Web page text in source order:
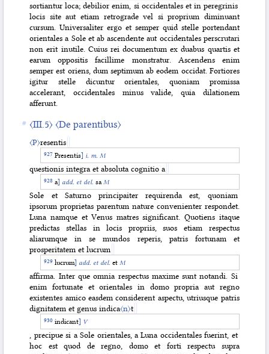
sortiantur loca; debilior enim, si occidentales et in peregrinis
locis site aut etiam retrograde vel si proprium diminuant
cursum. Universaliter ergo et semper quid stelle portendant
orientales a Sole et ab ascendente aut occidentales perscrutari
non erit inutile. Cuius rei documentum ex duabus quartis et
earum oppositis facillime monstratur. Ascendens enim
semper est oriens, dum septimum ab eodem occidat. Fortiores
igitur stelle dicuntur orientales, quoniam promissa
accelerant, occidentales minus valide, quia dilationem
afferunt.
〈III.5〉 〈De parentibus〉
〈P〉resentis
Presentis] i. m. M
questionis integra et absoluta cognitio a
a] add. et del. saM
Sole et Saturno principaiter requirenda est, quoniam
ipsorum proprietas parentum nature convenienter respondet.
Luna namque et Venus matres significant. Quotiens itaque
predictas stellas in locis propriis, suos etiam respectus
aliarumque in se mundos reperis, patris fortunam et
prosperitatem et lucrum
lucrum] add. et del. et M
affirma. Inter que omnia respectus maxime sunt notandi. Si
enim fortunate et orientales in domo propria aut regno
existentes amico easdem considerent aspectu, utriusque patris
dignitatem et genus indica〈n〉t
indicant] V
, precipue si a Sole orientales, a Luna occidentales fuerint, et
hoc est quod de regno, domo et forti respectu supra